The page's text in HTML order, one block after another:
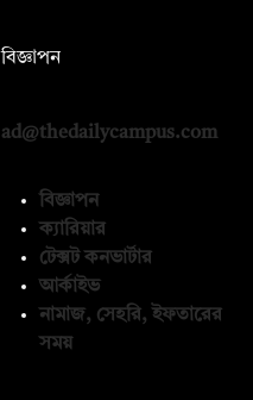
বিজ্ঞাপন
ad@thedailycampus.com
বিজ্ঞাপন
ক্যারিয়ার
টেক্সট কনভার্টার
আর্কাইভ
নামাজ, সেহরি, ইফতারের
সময়